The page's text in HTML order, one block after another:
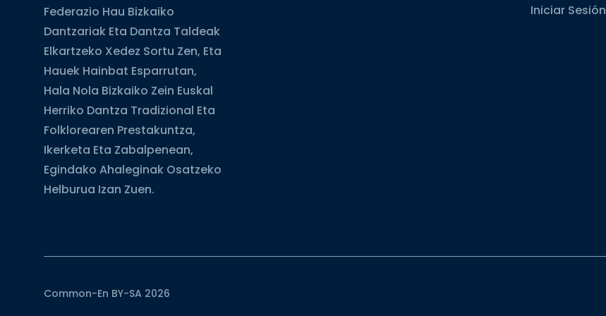
Federazio Hau Bizkaiko
Dantzariak Eta Dantza Taldeak
Elkartzeko Xedez Sortu Zen, Eta
Hauek Hainbat Esparrutan,
Hala Nola Bizkaiko Zein Euskal
Herriko Dantza Tradizional Eta
Folklorearen Prestakuntza,
Ikerketa Eta Zabalpenean,
Egindako Ahaleginak Osatzeko
Helburua Izan Zuen.
Iniciar Sesión
Common-En BY-SA 2026